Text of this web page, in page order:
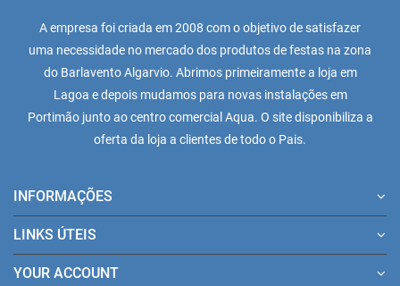
A empresa foi criada em 2008 com o objetivo de satisfazer
uma necessidade no mercado dos produtos de festas na zona
do Barlavento Algarvio. Abrimos primeiramente a loja em
Lagoa e depois mudamos para novas instalações em
Portimão junto ao centro comercial Aqua. O site disponibiliza a
oferta da loja a clientes de todo o Pais.
INFORMAÇÕES
LINKS ÚTEIS
YOUR ACCOUNT